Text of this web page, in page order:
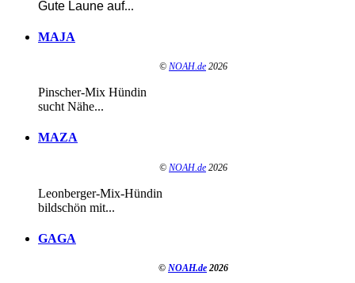
Gute Laune auf...
MAJA
© NOAH.de 2026
Pinscher-Mix Hündin
sucht Nähe...
MAZA
© NOAH.de 2026
Leonberger-Mix-Hündin
bildschön mit...
GAGA
© NOAH.de 2026